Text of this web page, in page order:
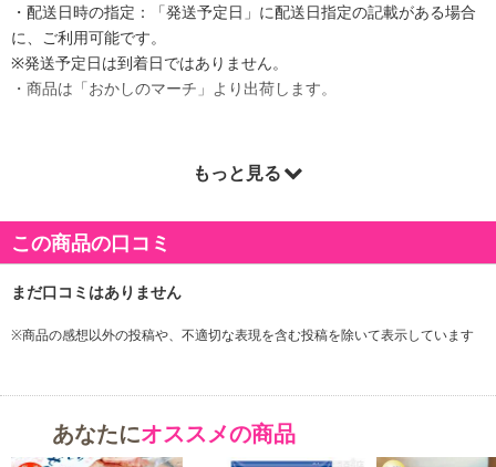
・配送日時の指定：「発送予定日」に配送日指定の記載がある場合
に、ご利用可能です。
※発送予定日は到着日ではありません。
・商品は「おかしのマーチ」より出荷します。
・賞味期限：製造日より180日
・原産国（最終加工地）：日本
子シーズニング、しょうゆ、デキストリン、発酵調味料、ガーリッ
クパウダー、唐辛子、こんぶエキス/加工デンプン、調味料(アミノ
注意事項
もっと見る
この商品の口コミ
※商品の感想以外の投稿や、不適切な表現を含む投稿を除いて表示しています
あなたにオススメの商品